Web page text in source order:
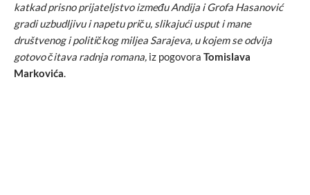
katkad prisno prijateljstvo između Andija i Grofa Hasanović
gradi uzbudljivu i napetu priču, slikajući usput i mane
društvenog i političkog miljea Sarajeva, u kojem se odvija
gotovo čitava radnja romana, iz pogovora Tomislava
Markovića.